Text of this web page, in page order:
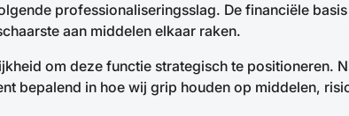
professionaliseringsslag. De financiële
aan middelen elkaar raken.
om deze functie strategisch te positioneren.
bepalend in hoe wij grip houden op middelen,